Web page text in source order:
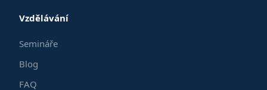
Vzdělávání
Semináře
Blog
FAQ